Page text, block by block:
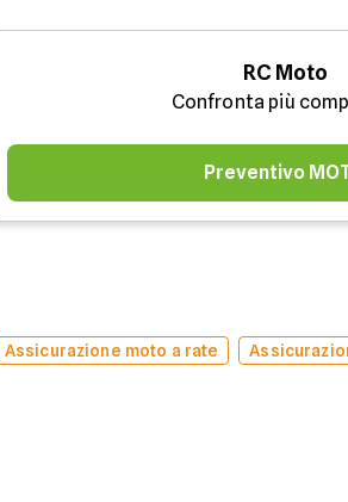
RC Moto
Confronta più
Preventivo
Assicurazione moto a rate